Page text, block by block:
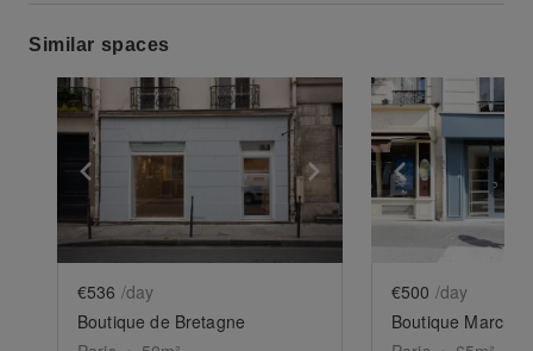
Similar spaces
Show previous slide Show next slide
€536 /day
Boutique de Bretagne
Show
€500 /day
Boutique Marché